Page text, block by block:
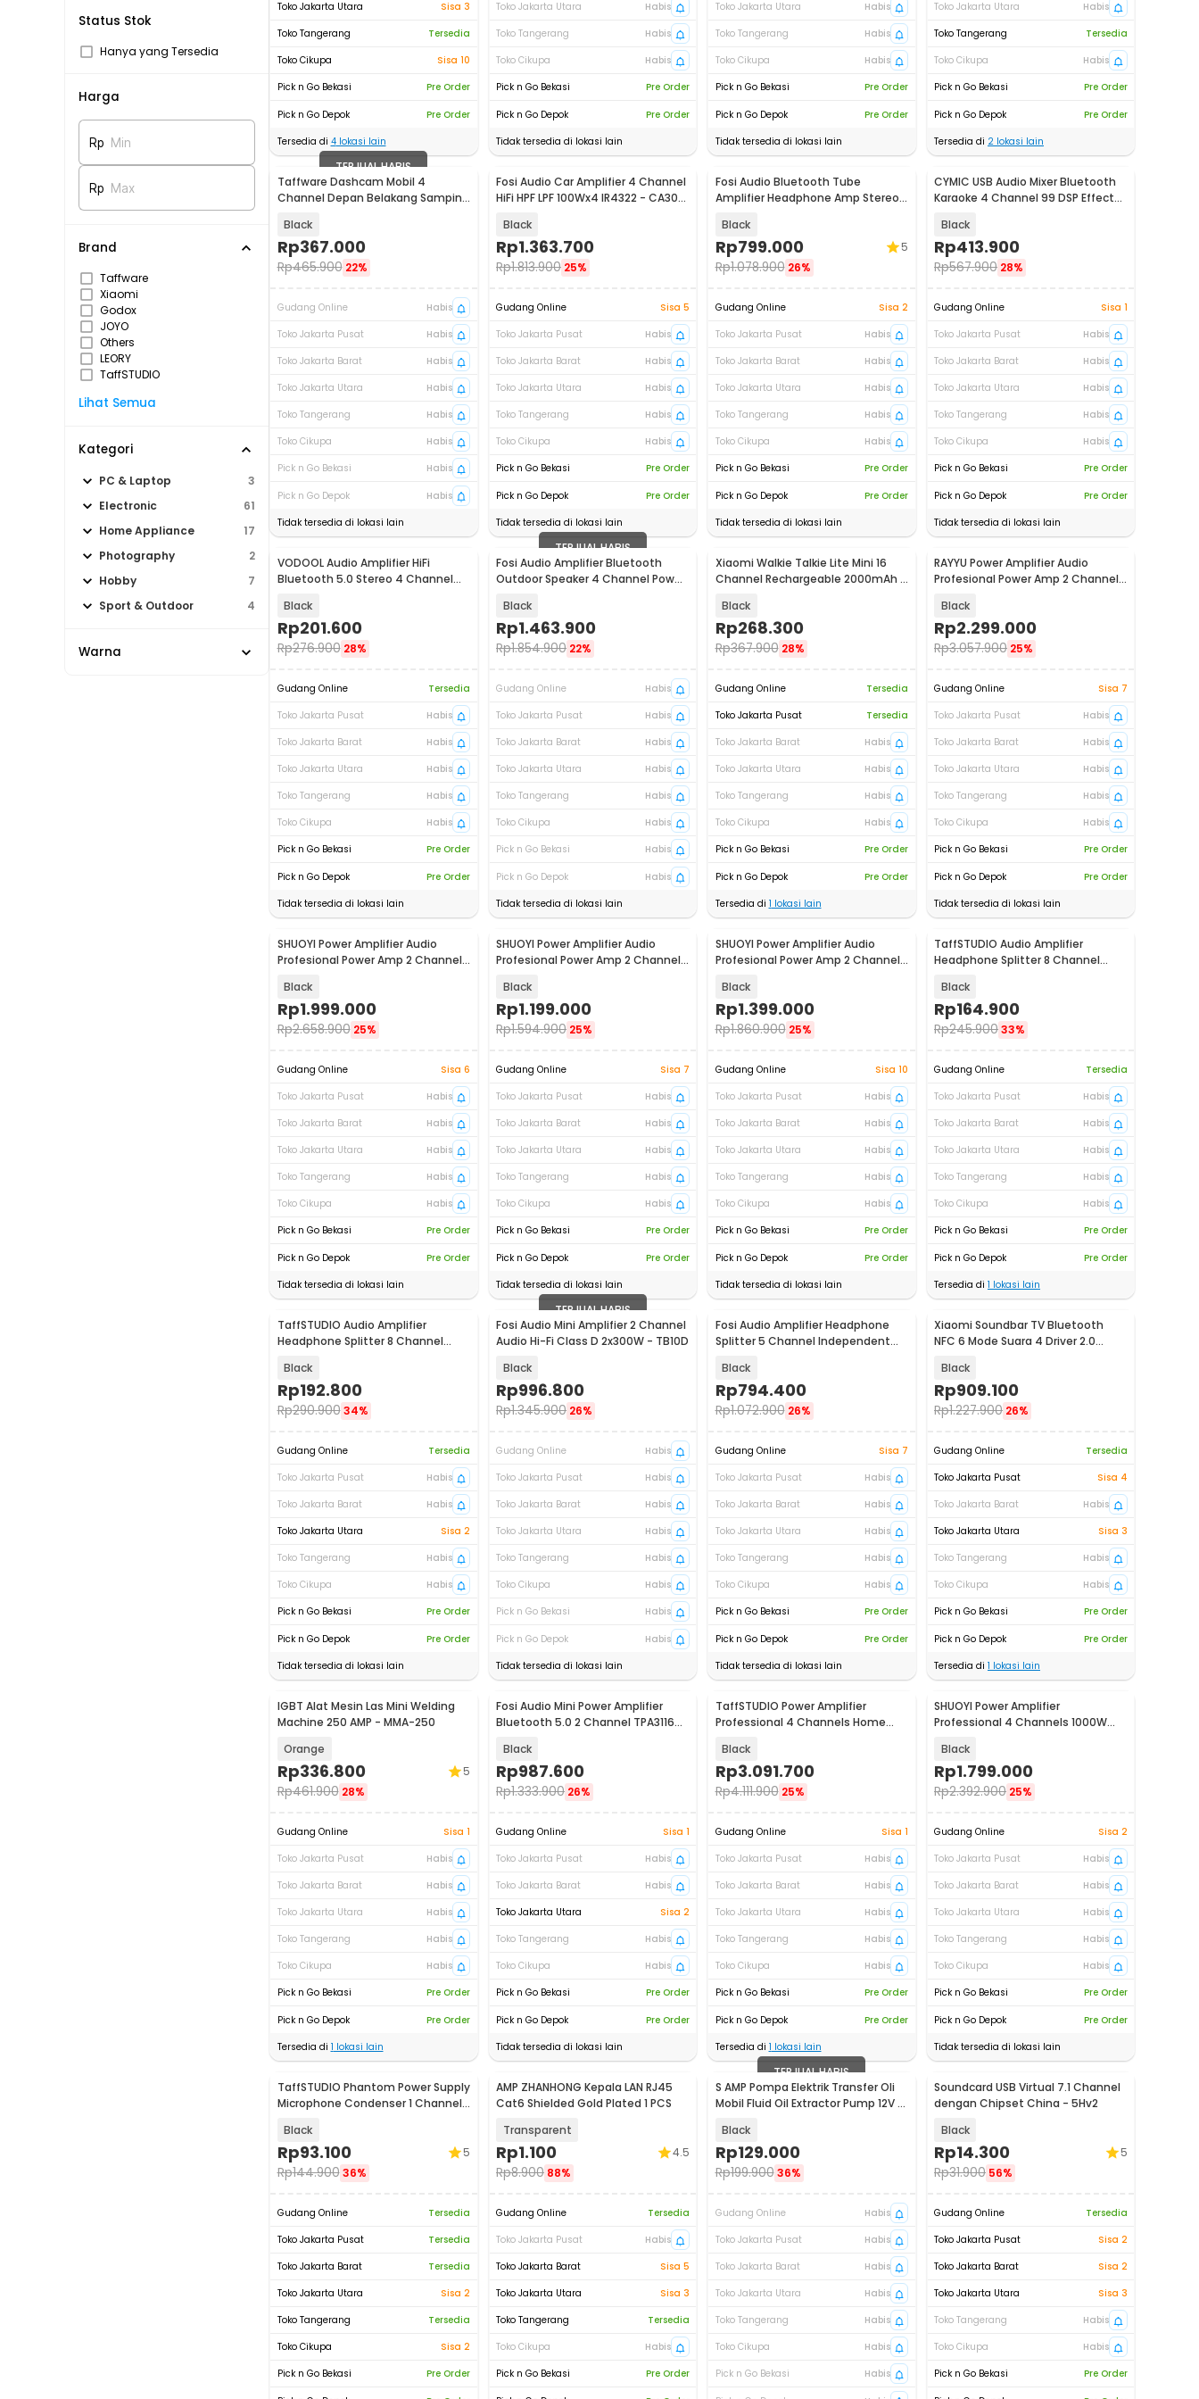
Status Stok
Hanya yang Tersedia
Harga
Rp Min
Rp Max
Brand
Taffware
Xiaomi
Godox
JOYO
Others
LEORY
TaffSTUDIO
Lihat Semua
Kategori
PC & Laptop
3
Electronic
61
Home Appliance
17
Photography
2
Hobby
7
Sport & Outdoor
4
Warna
Toko Jakarta Utara
Sisa 3
Toko Tangerang
Tersedia
Toko Cikupa
Sisa 10
Pick n Go Bekasi
Pre Order
Pick n Go Depok
Pre Order
Tersedia di 4lokasi lain
Toko Jakarta Utara
Habis
Toko Tangerang
Habis
Toko Cikupa
Habis
Pick n Go Bekasi
Pre Order
Pick n Go Depok
Pre Order
Tidak tersedia di lokasi lain
Toko Jakarta Utara
Habis
Toko Tangerang
Habis
Toko Cikupa
Habis
Pick n Go Bekasi
Pre Order
Pick n Go Depok
Pre Order
Tidak tersedia di lokasi lain
Toko Jakarta Utara
Habis
Toko Tangerang
Tersedia
Toko Cikupa
Habis
Pick n Go Bekasi
Pre Order
Pick n Go Depok
Pre Order
Tersedia di 2 lokasi lain
TERJUAL HABIS
Taffware Dashcam Mobil 4
Channel Depan Belakang Samping
Black
Rp367.000
Rp465.900 22%
Gudang Online
Habis
Toko Jakarta Pusat
Habis
Toko Jakarta Barat
Habis
Toko Jakarta Utara
Habis
Toko Tangerang
Habis
Toko Cikupa
Habis
Pick n Go Bekasi
Habis
Pick n Go Depok
Habis
Tidak tersedia di lokasi lain
Baru
Fosi Audio Car Amplifier 4 Channel
HiFi HPF LPF 100Wx4 IR4322 - CA30
Black
Rp1.363.700
Rp1.813.900 25%
Gudang Online
Sisa 5
Toko Jakarta Pusat
Habis
Toko Jakarta Barat
Habis
Toko Jakarta Utara
Habis
Toko Tangerang
Habis
Toko Cikupa
Habis
Pick n Go Bekasi
Pre Order
Pick n Go Depok
Pre Order
Tidak tersedia di lokasi lain
Fosi Audio Bluetooth Tube
Amplifier Headphone Amp Stereo
Black
Rp799.000
Rp1.078.900 26%
5
Gudang Online
Sisa 2
Toko Jakarta Pusat
Habis
Toko Jakarta Barat
Habis
Toko Jakarta Utara
Habis
Toko Tangerang
Habis
Toko Cikupa
Habis
Pick n Go Bekasi
Pre Order
Pick n Go Depok
Pre Order
Tidak tersedia di lokasi lain
CYMIC USB Audio Mixer Bluetooth
Karaoke 4 Channel 99 DSP Effects
Black
Rp413.900
Rp567.900 28%
Gudang Online
Sisa 1
Toko Jakarta Pusat
Habis
Toko Jakarta Barat
Habis
Toko Jakarta Utara
Habis
Toko Tangerang
Habis
Toko Cikupa
Habis
Pick n Go Bekasi
Pre Order
Pick n Go Depok
Pre Order
Tidak tersedia di lokasi lain
VODOOL Audio Amplifier HiFi
Bluetooth 5.0 Stereo 4 Channel
Black
Rp201.600
Rp276.900 28%
Gudang Online
Tersedia
Toko Jakarta Pusat
Habis
Toko Jakarta Barat
Habis
Toko Jakarta Utara
Habis
Toko Tangerang
Habis
Toko Cikupa
Habis
Pick n Go Bekasi
Pre Order
Pick n Go Depok
Pre Order
Tidak tersedia di lokasi lain
TERJUAL HABIS
Fosi Audio Amplifier Bluetooth
Outdoor Speaker 4 Channel Power
Black
Rp1.463.900
Rp1.854.900 22%
Gudang Online
Habis
Toko Jakarta Pusat
Habis
Toko Jakarta Barat
Habis
Toko Jakarta Utara
Habis
Toko Tangerang
Habis
Toko Cikupa
Habis
Pick n Go Bekasi
Habis
Pick n Go Depok
Habis
Tidak tersedia di lokasi lain
Xiaomi Walkie Talkie Lite Mini 16
Channel Rechargeable 2000mAh -
Black
Rp268.300
Rp367.900 28%
Gudang Online
Tersedia
Toko Jakarta Pusat
Tersedia
Toko Jakarta Barat
Habis
Toko Jakarta Utara
Habis
Toko Tangerang
Habis
Toko Cikupa
Habis
Pick n Go Bekasi
Pre Order
Pick n Go Depok
Pre Order
Tersedia di 1 lokasi lain
RAYYU Power Amplifier Audio
Profesional Power Amp 2 Channel
Black
Rp2.299.000
Rp3.057.900 25%
Gudang Online
Sisa 7
Toko Jakarta Pusat
Habis
Toko Jakarta Barat
Habis
Toko Jakarta Utara
Habis
Toko Tangerang
Habis
Toko Cikupa
Habis
Pick n Go Bekasi
Pre Order
Pick n Go Depok
Pre Order
Tidak tersedia di lokasi lain
SHUOYI Power Amplifier Audio
Profesional Power Amp 2 Channel
Black
Rp1.999.000
Rp2.658.900 25%
Gudang Online
Sisa 6
Toko Jakarta Pusat
Habis
Toko Jakarta Barat
Habis
Toko Jakarta Utara
Habis
Toko Tangerang
Habis
Toko Cikupa
Habis
Pick n Go Bekasi
Pre Order
Pick n Go Depok
Pre Order
Tidak tersedia di lokasi lain
SHUOYI Power Amplifier Audio
Profesional Power Amp 2 Channel
Black
Rp1.199.000
Rp1.594.900 25%
Gudang Online
Sisa 7
Toko Jakarta Pusat
Habis
Toko Jakarta Barat
Habis
Toko Jakarta Utara
Habis
Toko Tangerang
Habis
Toko Cikupa
Habis
Pick n Go Bekasi
Pre Order
Pick n Go Depok
Pre Order
Tidak tersedia di lokasi lain
SHUOYI Power Amplifier Audio
Profesional Power Amp 2 Channel
Black
Rp1.399.000
Rp1.860.900 25%
Gudang Online
Sisa 10
Toko Jakarta Pusat
Habis
Toko Jakarta Barat
Habis
Toko Jakarta Utara
Habis
Toko Tangerang
Habis
Toko Cikupa
Habis
Pick n Go Bekasi
Pre Order
Pick n Go Depok
Pre Order
Tidak tersedia di lokasi lain
TaffSTUDIO Audio Amplifier
Headphone Splitter 8 Channel
Black
Rp164.900
Rp245.90033%
Gudang Online
Tersedia
Toko Jakarta Pusat
Habis
Toko Jakarta Barat
Habis
Toko Jakarta Utara
Habis
Toko Tangerang
Habis
Toko Cikupa
Habis
Pick n Go Bekasi
Pre Order
Pick n Go Depok
Pre Order
Tersedia di 1 lokasi lain
TaffSTUDIO Audio Amplifier
Headphone Splitter 8 Channel
Black
Rp192.800
Rp290.900 34%
Gudang Online
Tersedia
Toko Jakarta Pusat
Habis
Toko Jakarta Barat
Habis
Toko Jakarta Utara
Sisa 2
Toko Tangerang
Habis
Toko Cikupa
Habis
Pick n Go Bekasi
Pre Order
Pick n Go Depok
Pre Order
Tidak tersedia di lokasi lain
TERJUAL HABIS
Fosi Audio Mini Amplifier 2 Channel
Audio Hi-Fi Class D 2x300W - TB10D
Black
Rp996.800
Rp1.345.900 26%
Gudang Online
Habis
Toko Jakarta Pusat
Habis
Toko Jakarta Barat
Habis
Toko Jakarta Utara
Habis
Toko Tangerang
Habis
Toko Cikupa
Habis
Pick n Go Bekasi
Habis
Pick n Go Depok
Habis
Tidak tersedia di lokasi lain
Fosi Audio Amplifier Headphone
Splitter 5 Channel Independent
Black
Rp794.400
Rp1.072.900 26%
Gudang Online
Sisa 7
Toko Jakarta Pusat
Habis
Toko Jakarta Barat
Habis
Toko Jakarta Utara
Habis
Toko Tangerang
Habis
Toko Cikupa
Habis
Pick n Go Bekasi
Pre Order
Pick n Go Depok
Pre Order
Tidak tersedia di lokasi lain
Xiaomi Soundbar TV Bluetooth
NFC 6 Mode Suara 4 Driver 2.0
Black
Rp909.100
Rp1.227.900 26%
Gudang Online
Tersedia
Toko Jakarta Pusat
Sisa 4
Toko Jakarta Barat
Habis
Toko Jakarta Utara
Sisa 3
Toko Tangerang
Habis
Toko Cikupa
Habis
Pick n Go Bekasi
Pre Order
Pick n Go Depok
Pre Order
Tersedia di 1 lokasi lain
IGBT Alat Mesin Las Mini Welding
Machine 250 AMP - MMA-250
Orange
Rp336.800
Rp461.900 28%
5
Gudang Online
Sisa 1
Toko Jakarta Pusat
Habis
Toko Jakarta Barat
Habis
Toko Jakarta Utara
Habis
Toko Tangerang
Habis
Toko Cikupa
Habis
Pick n Go Bekasi
Pre Order
Pick n Go Depok
Pre Order
Tersedia di 1 lokasi lain
Fosi Audio Mini Power Amplifier
Bluetooth 5.0 2 Channel TPA3116D2
Black
Rp987.600
Rp1.333.900 26%
Gudang Online
Sisa 1
Toko Jakarta Pusat
Habis
Toko Jakarta Barat
Habis
Toko Jakarta Utara
Sisa 2
Toko Tangerang
Habis
Toko Cikupa
Habis
Pick n Go Bekasi
Pre Order
Pick n Go Depok
Pre Order
Tidak tersedia di lokasi lain
TaffSTUDIO Power Amplifier
Professional 4 Channels Home
Black
Rp3.091.700
Rp4.111.900 25%
Gudang Online
Sisa 1
Toko Jakarta Pusat
Habis
Toko Jakarta Barat
Habis
Toko Jakarta Utara
Habis
Toko Tangerang
Habis
Toko Cikupa
Habis
Pick n Go Bekasi
Pre Order
Pick n Go Depok
Pre Order
Tersedia di 1 lokasi lain
SHUOYI Power Amplifier
Professional 4 Channels 1000W
Black
Rp1.799.000
Rp2.392.900 25%
Gudang Online
Sisa 2
Toko Jakarta Pusat
Habis
Toko Jakarta Barat
Habis
Toko Jakarta Utara
Habis
Toko Tangerang
Habis
Toko Cikupa
Habis
Pick n Go Bekasi
Pre Order
Pick n Go Depok
Pre Order
Tidak tersedia di lokasi lain
TaffSTUDIO Phantom Power Supply
Microphone Condenser 1 Channel
Black
Rp93.100
Rp144.900 36%
5
Gudang Online
Tersedia
Toko Jakarta Pusat
Tersedia
Toko Jakarta Barat
Tersedia
Toko Jakarta Utara
Sisa 2
Toko Tangerang
Tersedia
Toko Cikupa
Sisa 2
Pick n Go Bekasi
Pre Order
AMP ZHANHONG Kepala LAN RJ45
Cat6 Shielded Gold Plated 1 PCS
Transparent
Rp1.100
Rp8.900 88%
4.5
Gudang Online
Tersedia
Toko Jakarta Pusat
Habis
Toko Jakarta Barat
Sisa 5
Toko Jakarta Utara
Sisa 3
Toko Tangerang
Tersedia
Toko Cikupa
Habis
Pick n Go Bekasi
Pre Order
TERJUAL HABIS
S AMP Pompa Elektrik Transfer Oli
Mobil Fluid Oil Extractor Pump 12V -
Black
Rp129.000
Rp199.900 36%
Gudang Online
Habis
Toko Jakarta Pusat
Habis
Toko Jakarta Barat
Habis
Toko Jakarta Utara
Habis
Toko Tangerang
Habis
Toko Cikupa
Habis
Pick n Go Bekasi
Habis
Soundcard USB Virtual 7.1 Channel
dengan Chipset China - 5Hv2
Black
Rp14.300
Rp31.900 56%
5
Gudang Online
Tersedia
Toko Jakarta Pusat
Sisa 2
Toko Jakarta Barat
Sisa 2
Toko Jakarta Utara
Sisa 3
Toko Tangerang
Habis
Toko Cikupa
Habis
Pick n Go Bekasi
Pre Order